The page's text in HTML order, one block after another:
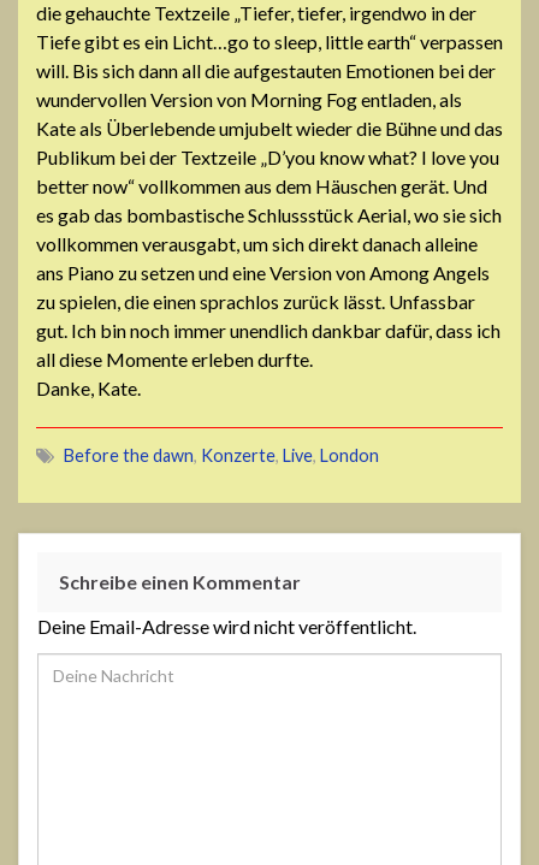
die gehauchte Textzeile „Tiefer, tiefer, irgendwo in der
Tiefe gibt es ein Licht…go to sleep, little earth“ verpassen
will. Bis sich dann all die aufgestauten Emotionen bei der
wundervollen Version von Morning Fog entladen, als
Kate als Überlebende umjubelt wieder die Bühne und das
Publikum bei der Textzeile „D’you know what? I love you
better now“ vollkommen aus dem Häuschen gerät. Und
es gab das bombastische Schlussstück Aerial, wo sie sich
vollkommen verausgabt, um sich direkt danach alleine
ans Piano zu setzen und eine Version von Among Angels
zu spielen, die einen sprachlos zurück lässt. Unfassbar
gut. Ich bin noch immer unendlich dankbar dafür, dass ich
all diese Momente erleben durfte.
Danke, Kate.
Before the dawn, Konzerte, Live, London
Schreibe einen Kommentar
Deine Email-Adresse wird nicht veröffentlicht.